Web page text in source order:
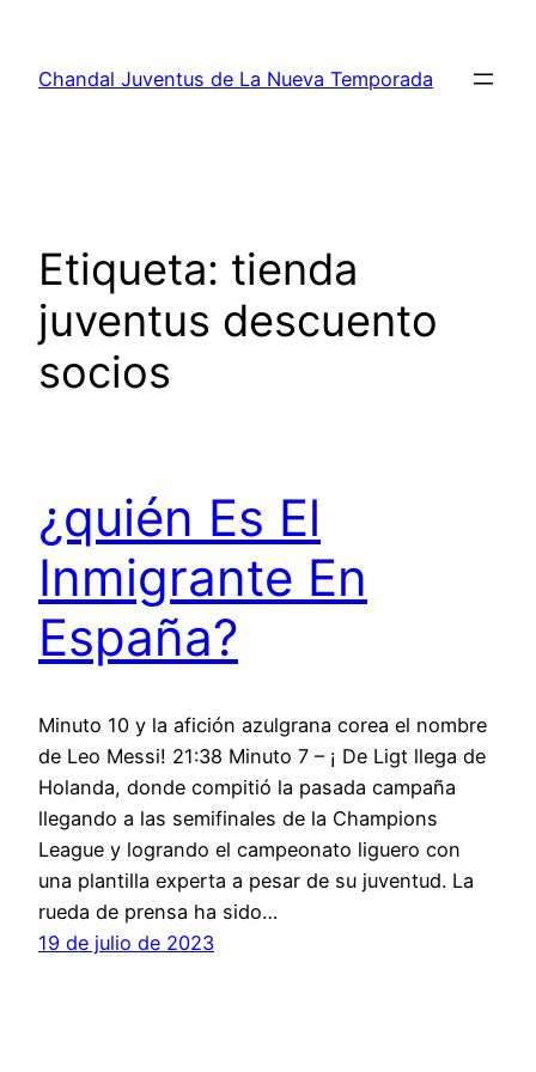
contenido
Chandal Juventus de La Nueva Temporada
Etiqueta: tienda
juventus descuento
socios
¿quién Es El
Inmigrante En
España?
Minuto 10 y la afición azulgrana corea el nombre
de Leo Messi! 21:38 Minuto 7 – ¡ De Ligt llega de
Holanda, donde compitió la pasada campaña
llegando a las semifinales de la Champions
League y logrando el campeonato liguero con
una plantilla experta a pesar de su juventud. La
rueda de prensa ha sido…
19 de julio de 2023